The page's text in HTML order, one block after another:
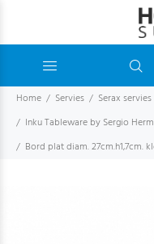
Home Servies
Serax servies
Inku Tableware by Sergio
Bord plat diam. 27cm.h1,7cm.